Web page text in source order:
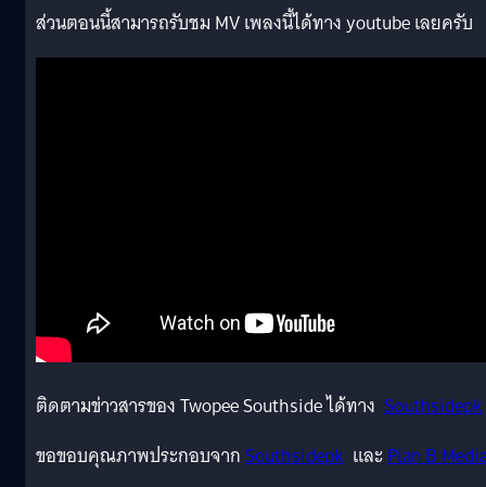
ส่วนตอนนี้สามารถรับชม MV เพลงนี้ได้ทาง youtube เลยครับ
ติดตามข่าวสารของ Twopee Southside ได้ทาง Southsidepk
ขอขอบคุณภาพประกอบจากSouthsidepk และPlan B